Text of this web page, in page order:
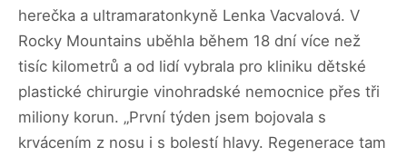
herečka a ultramaratonkyně Lenka Vacvalová. V
Rocky Mountains uběhla během 18 dní více než
tisíc kilometrů a od lidí vybrala pro kliniku dětské
plastické chirurgie vinohradské nemocnice přes tři
miliony korun. „První týden jsem bojovala s
krvácením z nosu i s bolestí hlavy. Regenerace tam